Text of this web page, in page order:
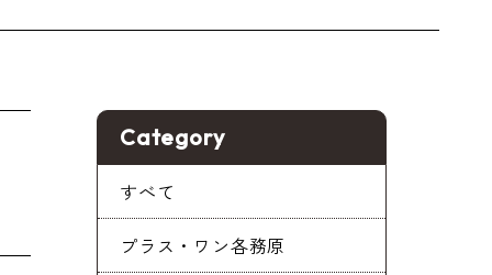
Category
すべて
プラス・ワン各務原